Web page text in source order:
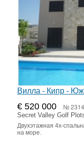
Вилла - Кипр -
€ 520 000 №
Secret Valley Golf
Двухэтажная 4х-
на море.